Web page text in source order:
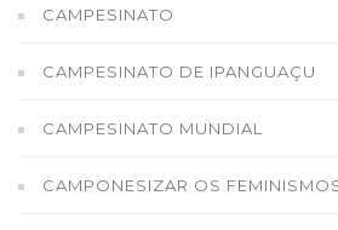
CAMPESINATO
CAMPESINATO DE IPANGUAÇU
CAMPESINATO MUNDIAL
CAMPONESIZAR OS